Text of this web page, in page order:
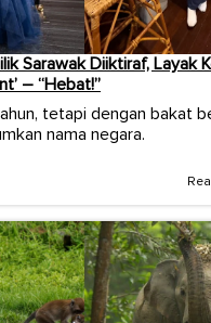
Sarawak Diiktiraf, Layak
– “Hebat!”
tetapi dengan bakat
nama negara.